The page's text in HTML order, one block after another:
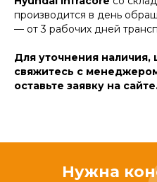
производится в день
— от 3 рабочих дней
Для уточнения наличия,
свяжитесь с
оставьте заявку на
Нужна